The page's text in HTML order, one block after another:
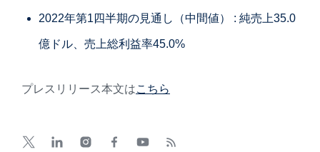
2022年第1四半期の見通し（中間値） : 純売上35.0
億ドル、売上総利益率45.0%
プレスリリース本文はこちら